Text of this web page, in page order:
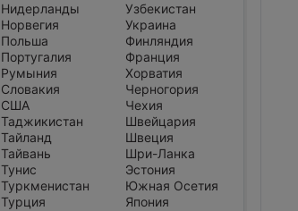
Нидерланды
Норвегия
Польша
Португалия
Румыния
Словакия
США
Таджикистан
Тайланд
Тайвань
Тунис
Туркменистан
Турция
Узбекистан
Украина
Финляндия
Франция
Хорватия
Черногория
Чехия
Швейцария
Швеция
Шри-Ланка
Эстония
Южная Осетия
Япония